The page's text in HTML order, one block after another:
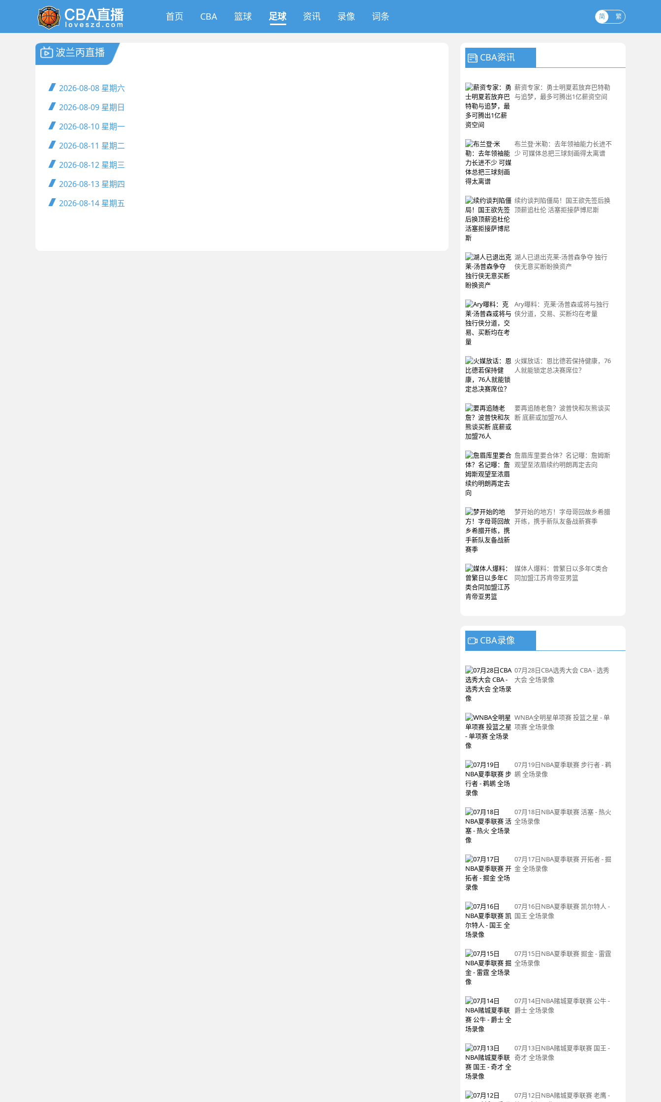
首页 CBA 篮球 足球 资讯 录像 词条 简 繁
波兰丙直播
2026-08-08 星期六
2026-08-09 星期日
2026-08-10 星期一
2026-08-11 星期二
2026-08-12 星期三
2026-08-13 星期四
2026-08-14 星期五
CBA资讯
薪资专家：勇士明夏若放弃巴特勒
与追梦，最多可腾出1亿薪资空间
布兰登·米勒：去年领袖能力长进不
少 可媒体总把三球刻画得太离谱
续约谈判陷僵局！国王欲先签后换
顶薪追杜伦 活塞拒接萨博尼斯
湖人已退出克莱-汤普森争夺 独行
侠无意买断盼换资产
Ary曝料：克莱·汤普森或将与独行
侠分道，交易、买断均在考量
火媒放话：恩比德若保持健康，76
人就能锁定总决赛席位？
要再追随老詹？波普快和灰熊谈买
断 底薪或加盟76人
詹眉库里要合体？名记曝：詹姆斯
观望至浓眉续约明朗再定去向
梦开始的地方！字母哥回故乡希腊
开练，携手新队友备战新赛季
媒体人爆料：曾繁日以多年C类合
同加盟江苏肯帝亚男篮
CBA录像
07月28日CBA选秀大会 CBA - 选秀
大会 全场录像
WNBA全明星单项赛 投篮之星 - 单
项赛 全场录像
07月19日NBA夏季联赛 步行者 - 鹈
鹕 全场录像
07月18日NBA夏季联赛 活塞 - 热火
全场录像
07月17日NBA夏季联赛 开拓者 - 掘
金 全场录像
07月16日NBA夏季联赛 凯尔特人 -
国王 全场录像
07月15日NBA夏季联赛 掘金 - 雷霆
全场录像
07月14日NBA赌城夏季联赛 公牛 -
爵士 全场录像
07月13日NBA赌城夏季联赛 国王 -
奇才 全场录像
07月12日NBA赌城夏季联赛 老鹰 -